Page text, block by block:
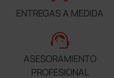
ENTREGAS A MEDIDA
support_agent
ASESORAMIENTO
PROFESIONAL